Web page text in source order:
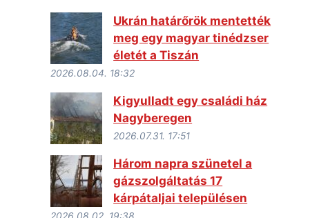
Ukrán határőrök mentették
meg egy magyar tinédzser
életét a Tiszán
2026.08.04. 18:32
Kigyulladt egy családi ház
Nagyberegen
2026.07.31. 17:51
Három napra szünetel a
gázszolgáltatás 17
kárpátaljai településen